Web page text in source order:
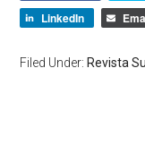
LinkedIn
Filed Under: Revista